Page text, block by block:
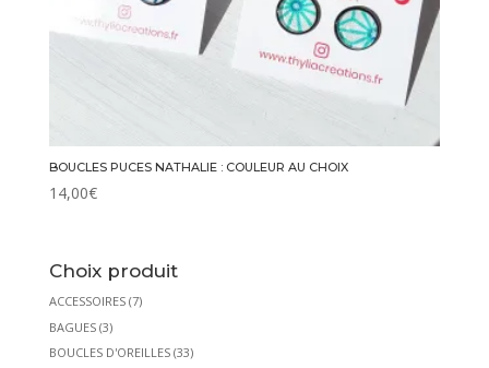
BOUCLES PUCES NATHALIE : COULEUR AU CHOIX
14,00€
Choix produit
ACCESSOIRES (7)
BAGUES (3)
BOUCLES D'OREILLES (33)